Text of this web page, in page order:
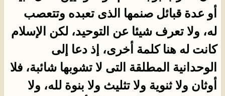
أو عدة قبائل صنمها الذى تعبده وتتعصب
له، ولا تعرف شيئا عن التوحيد، لكن الإسلام
كانت له هنا كلمة أخرى، إذ دعا إلى
الوحدانية المطلقة التى لا تشوبها شائبة، فلا
أوثان ولا ثنوية ولا تثليث ولا بنوة لله، ولا